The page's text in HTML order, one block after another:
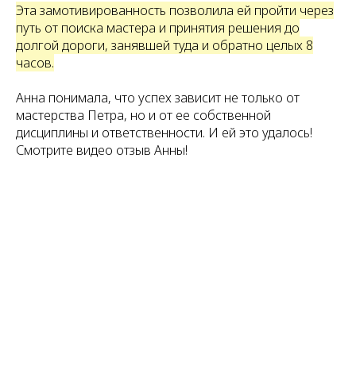
Эта замотивированность позволила ей пройти через
путь от поиска мастера и принятия решения до
долгой дороги, занявшей туда и обратно целых 8
часов.
Анна понимала, что успех зависит не только от
мастерства Петра, но и от ее собственной
дисциплины и ответственности. И ей это удалось!
Смотрите видео отзыв Анны!